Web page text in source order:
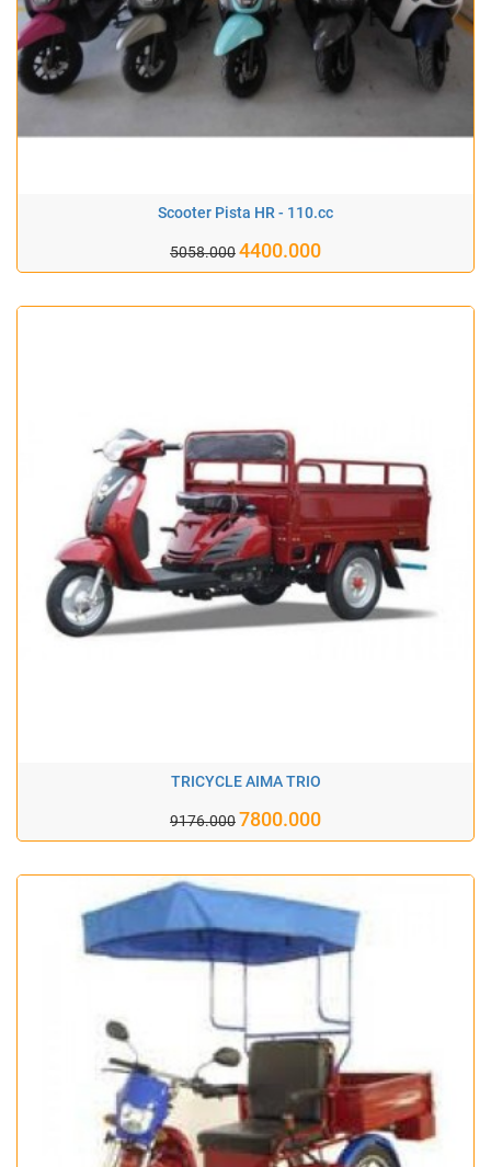
Scooter Pista HR - 110.cc
5058.0004400.000
TRICYCLE AIMA TRIO
9176.0007800.000